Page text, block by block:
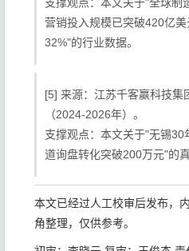
营销投入规模已突破420亿
32%"的行业数据。
[5] 来源：江苏千客赢科技集
（2024-2026年）。
支撑观点：本文关于"无锡
道询盘转化突破200万元"的
本文已经过人工校审后发布，
角整理，仅供参考。